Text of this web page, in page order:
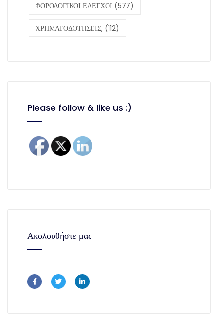
ΦΟΡΟΛΟΓΙΚΟΙ ΕΛΕΓΧΟΙ (577)
ΧΡΗΜΑΤΟΔΟΤΗΣΕΙΣ, (112)
Please follow & like us :)
Ακολουθήστε μας